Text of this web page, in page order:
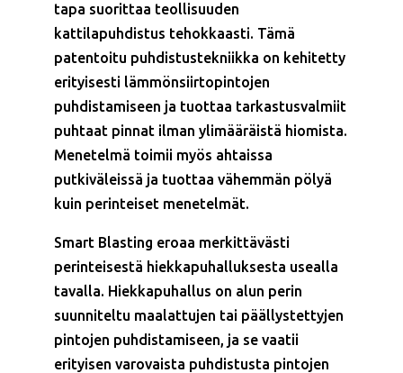
tapa suorittaa teollisuuden
kattilapuhdistus tehokkaasti. Tämä
patentoitu puhdistustekniikka on kehitetty
erityisesti lämmönsiirtopintojen
puhdistamiseen ja tuottaa tarkastusvalmiit
puhtaat pinnat ilman ylimääräistä hiomista.
Menetelmä toimii myös ahtaissa
putkiväleissä ja tuottaa vähemmän pölyä
kuin perinteiset menetelmät.
Smart Blasting eroaa merkittävästi
perinteisestä hiekkapuhalluksesta usealla
tavalla. Hiekkapuhallus on alun perin
suunniteltu maalattujen tai päällystettyjen
pintojen puhdistamiseen, ja se vaatii
erityisen varovaista puhdistusta pintojen